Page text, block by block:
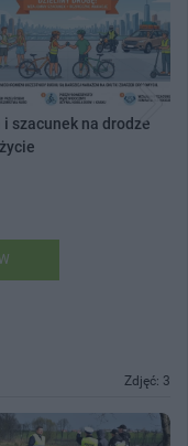
i szacunek na drodze
Zdjęć: 3